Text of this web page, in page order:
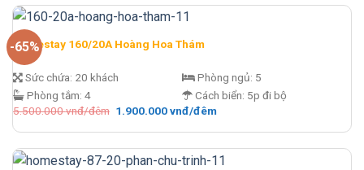
đêm.
1.900.000 vnđ/
-65%
Homestay 160/20A Hoàng Hoa Thám
Sức chứa: 20 khách
Phòng tắm: 4
Phòng ngủ: 5
Cách biển: 5p đi bộ
5.500.000vnđ/đêm Giá
là:
đêm.
1.900.000vnđ/đêmGiá
tại
1.900.000 vnđ/
đêm.